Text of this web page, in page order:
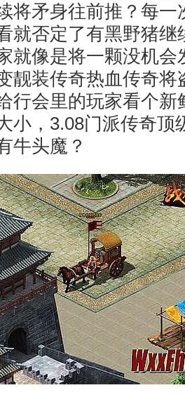
将矛身往前推？每一
就否定了有黑野猪继
像是将一颗没机会
靓装传奇热血传奇将
行会里的玩家看个新
小，3.08门派传奇顶
牛头魔？